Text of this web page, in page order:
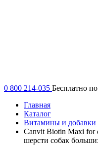
0 800 214-035 Бесплатно
Главная
Каталог
Витамины и добавки
Canvit Biotin Maxi for
шерсти собак